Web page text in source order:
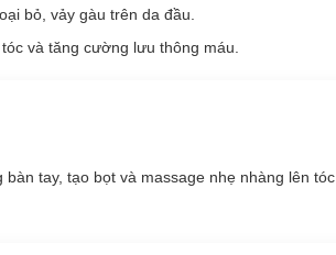
bỏ, vảy gàu trên da đầu.
và tăng cường lưu thông máu.
tay, tạo bọt và massage nhẹ nhàng lên tóc